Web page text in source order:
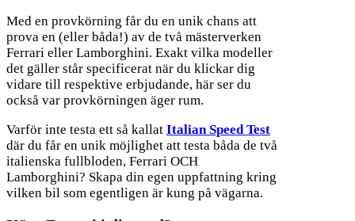
Med en provkörning får du en unik chans att
prova en (eller båda!) av de två mästerverken
Ferrari eller Lamborghini. Exakt vilka modeller
det gäller står specificerat när du klickar dig
vidare till respektive erbjudande, här ser du
också var provkörningen äger rum.
Varför inte testa ett så kallat Italian Speed Test
där du får en unik möjlighet att testa båda de två
italienska fullbloden, Ferrari OCH
Lamborghini? Skapa din egen uppfattning kring
vilken bil som egentligen är kung på vägarna.